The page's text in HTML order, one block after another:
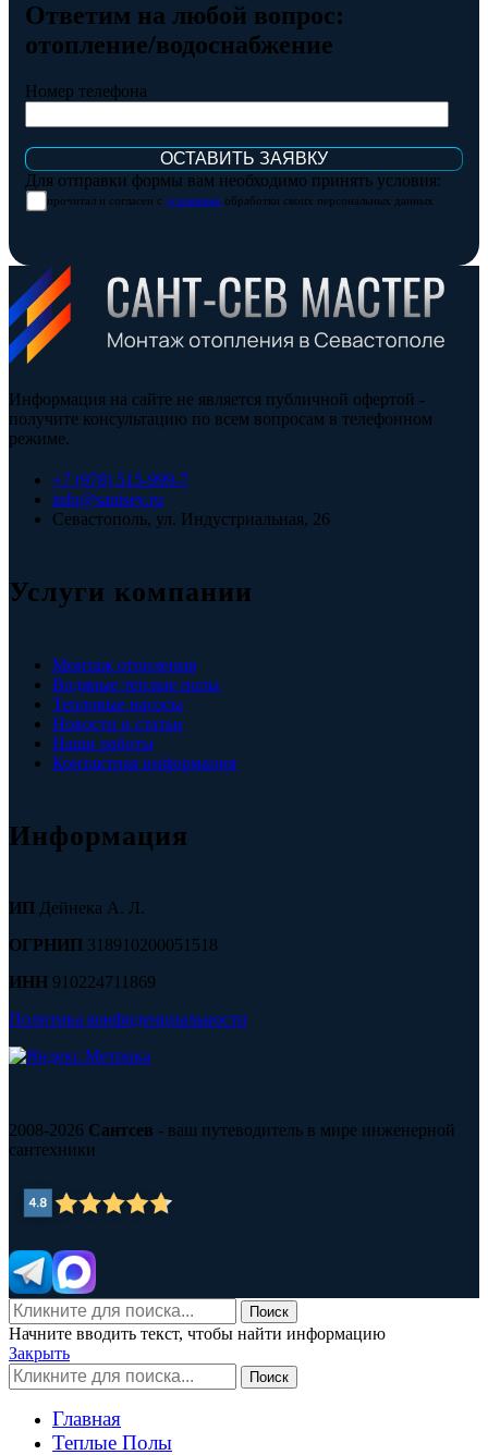
Ответим на любой вопрос:
отопление/водоснабжение
Номер телефона
Для отправки формы вам необходимо принять условия:
прочитал и согласен с условиями обработки своих персональных данных
Информация на сайте не является публичной офертой -
получите консультацию по всем вопросам в телефонном
режиме.
+7 (978) 515-999-7
info@santsev.ru
Севастополь, ул. Индустриальная, 26
Услуги компании
Монтаж отопления
Водяные теплые полы
Тепловые насосы
Новости и статьи
Наши работы
Контактная информация
Информация
ИП Дейнека А. Л.
ОГРНИП 318910200051518
ИНН 910224711869
Политика конфиденциальности
2008-2026 Сантсев - ваш путеводитель в мире инженерной
сантехники
Поиск
Начните вводить текст, чтобы найти информацию
Закрыть
Поиск
Главная
Теплые Полы